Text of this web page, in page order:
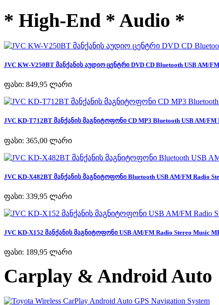
* High-End * Audio *
JVC KW-V250BT მანქანის აუდიო ცენტრი DVD CD Bluetooth USB AM/
ფასი: 849,95 ლარი
JVC KD-T712BT მანქანის მაგნიტოფონი CD MP3 Bluetooth USB AM/FM
ფასი: 365,00 ლარი
JVC KD-X482BT მანქანის მაგნიტოფონი Bluetooth USB AM/FM Radio
ფასი: 339,95 ლარი
JVC KD-X152 მანქანის მაგნიტოფონი USB AM/FM Radio Stereo Music
ფასი: 189,95 ლარი
Carplay & Android Auto